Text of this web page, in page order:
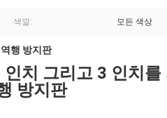
색깔: 모든 색상
행 방지판
치 그리고 3 인치
방지판